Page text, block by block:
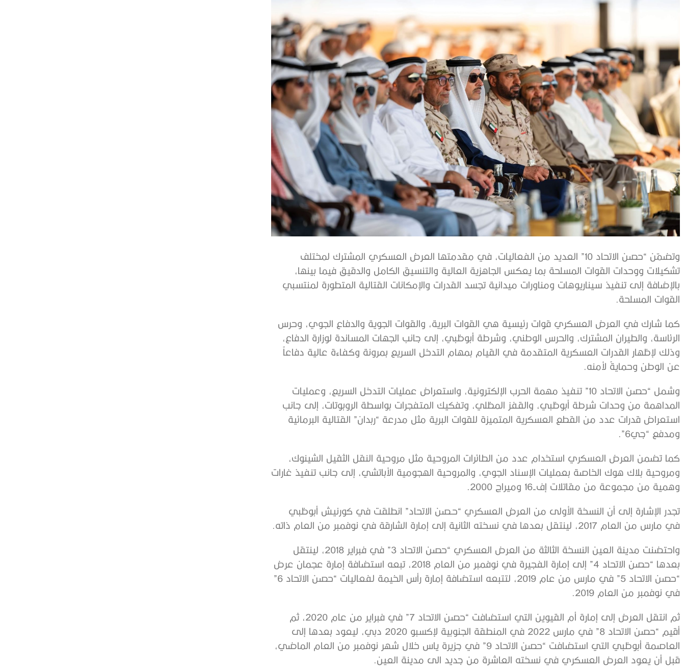
وتضمّن “حصن الاتحاد 10” العديد من الفعاليات، في مقدمتها العرض العسكري المشترك لمختلف
تشكيلات ووحدات القوات المسلحة بما يعكس الجاهزية العالية والتنسيق الكامل والدقيق فيما بينها،
بالإضافة إلى تنفيذ سيناريوهات ومناورات ميدانية تجسد القدرات والإمكانات القتالية المتطورة لمنتسبي
القوات المسلحة.
كما شارك في العرض العسكري قوات رئيسية هي القوات البرية، والقوات الجوية والدفاع الجوي، وحرس
الرئاسة، والطيران المشترك، والحرس الوطني، وشرطة أبوظبي، إلى جانب الجهات المساندة لوزارة الدفاع،
وذلك لإظهار القدرات العسكرية المتقدمة في القيام بمهام التدخل السريع بمرونة وكفاءة عالية دفاعاً
عن الوطن وحمايةً لأمنه.
وشمل “حصن الاتحاد 10” تنفيذ مهمة الحرب الإلكترونية، واستعراض عمليات التدخل السريع، وعمليات
المداهمة من وحدات شرطة أبوظبي، والقفز المظلي، وتفكيك المتفجرات بواسطة الروبوتات، إلى جانب
استعراض قدرات عدد من القطع العسكرية المتميزة للقوات البرية مثل مدرعة “ربدان” القتالية البرمائية
ومدفع “جي6”.
كما تضمن العرض العسكري استخدام عدد من الطائرات المروحية مثل مروحية النقل الثقيل الشينوك،
ومروحية بلاك هوك الخاصة بعمليات الإسناد الجوي، والمروحية الهجومية الأباتشي، إلى جانب تنفيذ غارات
وهمية من مجموعة من مقاتلات إف-16 وميراج 2000.
تجدر الإشارة إلى أن النسخة الأولى من العرض العسكري “حـصن الاتحاد” انطلقت في كورنيش أبوظبي
في مارس من العام 2017، لينتقل بعدها في نسخته الثانية إلى إمارة الشارقة في نوفمبر من العام ذاته.
واحتضنت مدينة العين النسخة الثالثة من العرض العسكري “حصن الاتحاد 3” في فبراير 2018، لينتقل
بعدها “حصن الاتحاد 4” إلى إمارة الفجيرة في نوفمبر من العام 2018، تبعه استضافة إمارة عجمان عرض
“حصن الاتحاد 5” في مارس من عام 2019، لتتبعه استضافة إمارة رأس الخيمة لفعاليات “حصن الاتحاد 6”
في نوفمبر من العام 2019.
ثم انتقل العرض إلى إمارة أم القيوين التي استضافت “حصن الاتحاد 7” في فبراير من عام 2020، ثم
أقيم “حصن الاتحاد 8” في مارس 2022 في المنطقة الجنوبية لإكسبو 2020 دبي، ليعود بعدها إلى
العاصمة أبوظبي التي استضافت “حصن الاتحاد 9” في جزيرة ياس خلال شهر نوفمبر من العام الماضي،
قبل أن يعود العرض العسكري في نسخته العاشرة من جديد الى مدينة العين.